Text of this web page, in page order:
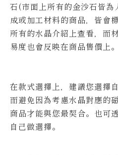
石(市面上所有的金沙石皆
成或加工材料的商品，皆會
所有的水晶介紹上查看，而
易度也會反映在商品售價上。
在款式選擇上，建議您選擇
而避免因為考慮水晶對應的
商品才能與您最契合。也可
自己做選擇。